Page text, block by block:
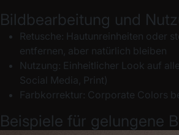
Bildbearbeitung und
Retusche: Hautunreinheiten oder
entfernen, aber natürlich bleiben
Nutzung: Einheitlicher Look auf
Social Media, Print)
Farbkorrektur: Corporate Colors
Beispiele für gelungene